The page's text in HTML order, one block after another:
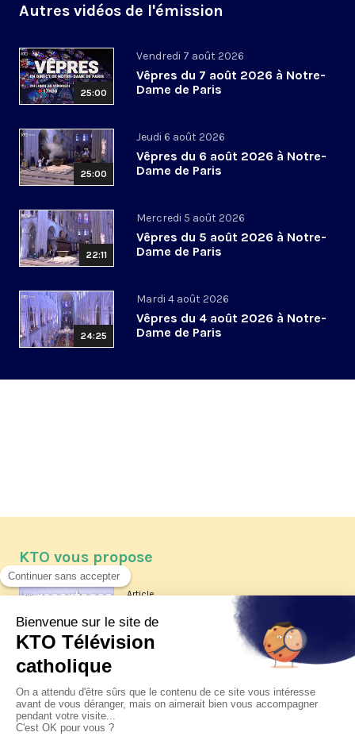
Autres vidéos de l'émission
25:00
Vendredi 7 août 2026
Vêpres du 7 août 2026 à Notre-
Dame de Paris
25:00
Jeudi 6 août 2026
Vêpres du 6 août 2026 à Notre-
Dame de Paris
22:11
Mercredi 5 août 2026
Vêpres du 5 août 2026 à Notre-
Dame de Paris
24:25
Mardi 4 août 2026
Vêpres du 4 août 2026 à Notre-
Dame de Paris
KTO vous propose
Article
Les reportages d'été 2026 de KTO
La visite pastorale du pape Léon
XIV à Assise à suivre sur KTO le
jeudi 6 août